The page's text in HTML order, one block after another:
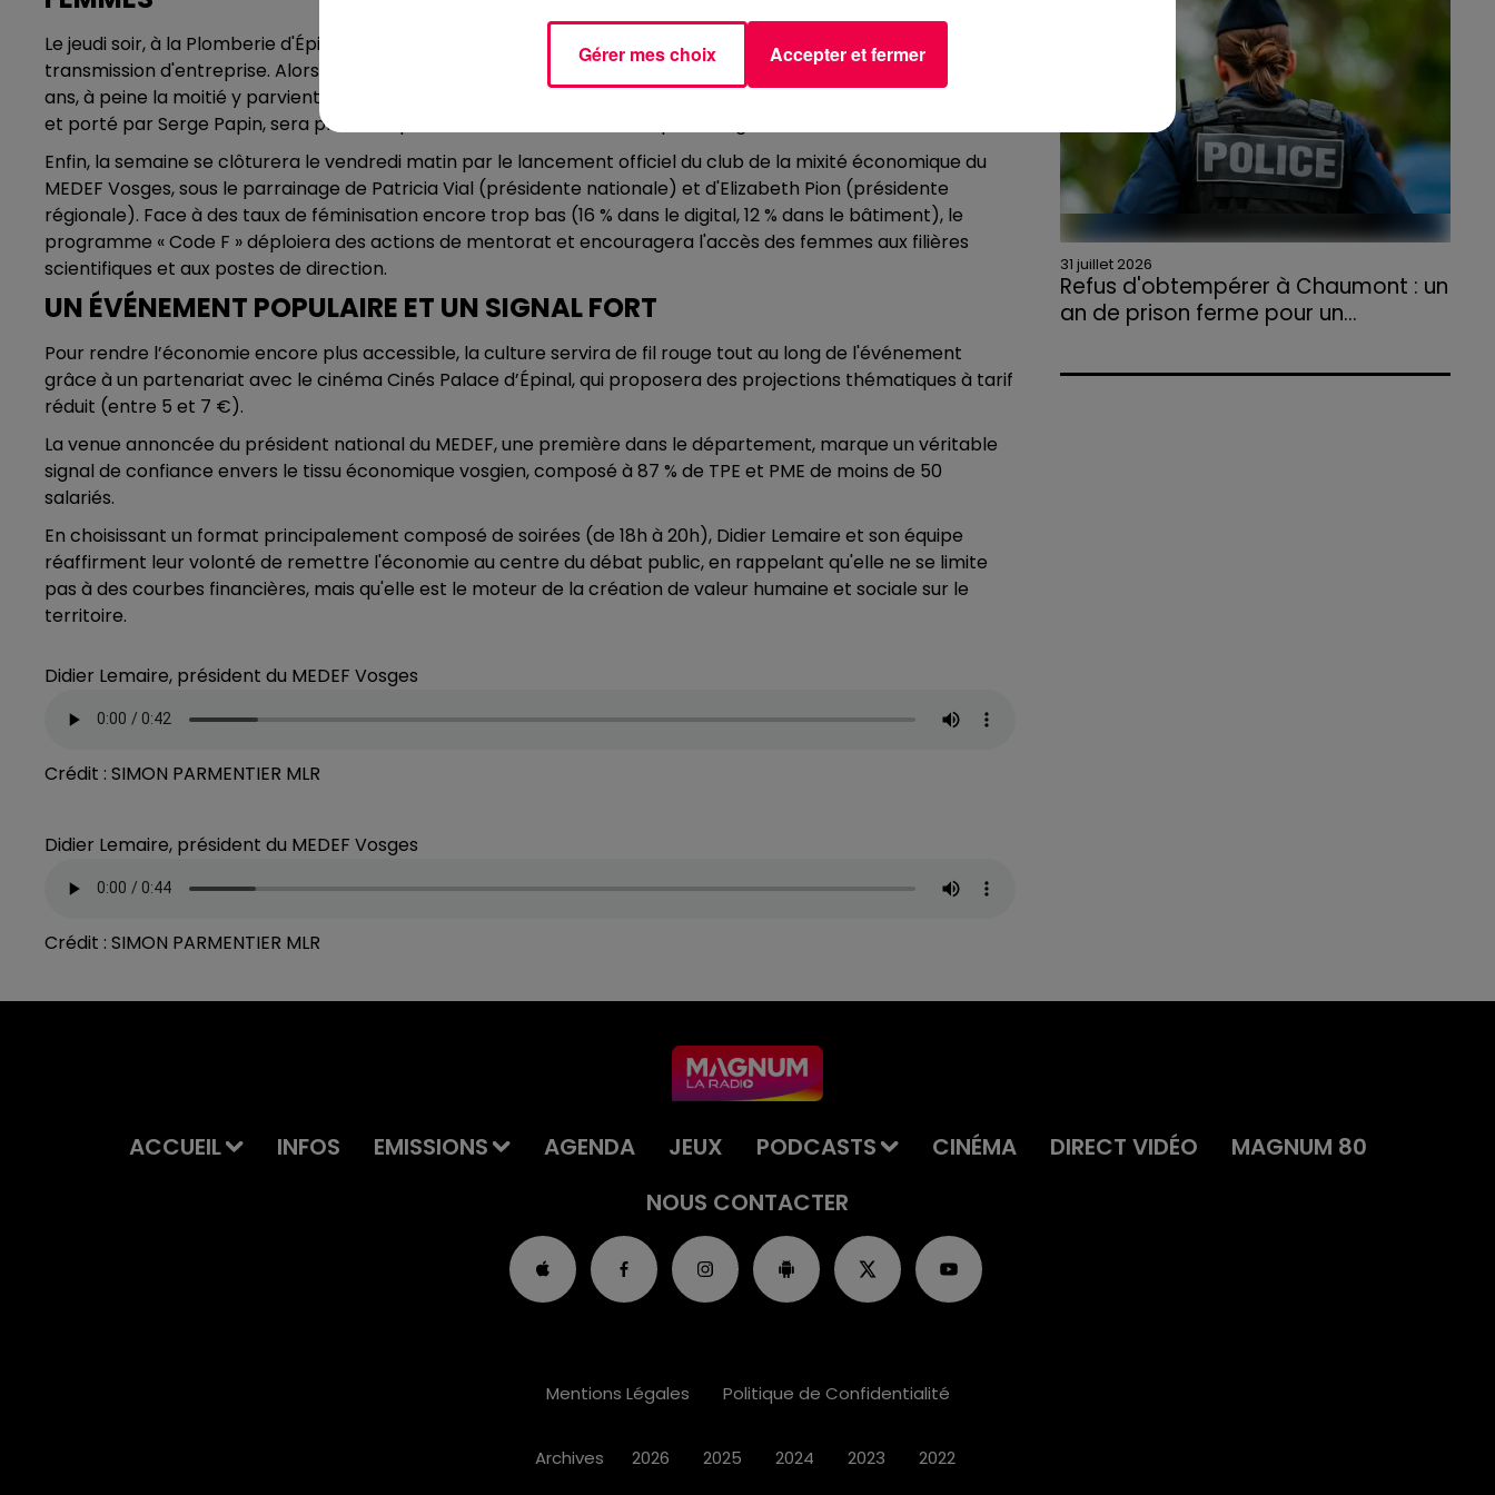
Le jeudi soir, à la Plomberie d'Épinal et en partenariat avec la Société Générale, l'accent sera mis sur la
transmission d'entreprise. Alors que 500 000 structures vont devoir changer de mains en France dans les dix
ans, à peine la moitié y parvient aujourd'hui par manque de préparation. Un plan national, soutenu localement
et porté par Serge Papin, sera présenté pour sécuriser l'avenir des emplois vosgiens.
Enfin, la semaine se clôturera le vendredi matin par le lancement officiel du club de la mixité économique du
MEDEF Vosges, sous le parrainage de Patricia Vial (présidente nationale) et d'Elizabeth Pion (présidente
régionale). Face à des taux de féminisation encore trop bas (16 % dans le digital, 12 % dans le bâtiment), le
programme « Code F » déploiera des actions de mentorat et encouragera l'accès des femmes aux filières
scientifiques et aux postes de direction.
UN ÉVÉNEMENT POPULAIRE ET UN SIGNAL FORT
Pour rendre l’économie encore plus accessible, la culture servira de fil rouge tout au long de l'événement
grâce à un partenariat avec le cinéma Cinés Palace d’Épinal, qui proposera des projections thématiques à tarif
réduit (entre 5 et 7 €).
La venue annoncée du président national du MEDEF, une première dans le département, marque un véritable
signal de confiance envers le tissu économique vosgien, composé à 87 % de TPE et PME de moins de 50
salariés.
En choisissant un format principalement composé de soirées (de 18h à 20h), Didier Lemaire et son équipe
réaffirment leur volonté de remettre l'économie au centre du débat public, en rappelant qu'elle ne se limite
pas à des courbes financières, mais qu'elle est le moteur de la création de valeur humaine et sociale sur le
territoire.
Didier Lemaire, président du MEDEF Vosges
Crédit : SIMON PARMENTIER MLR
Didier Lemaire, président du MEDEF Vosges
Crédit : SIMON PARMENTIER MLR
agriculteurs volontaires pour venir en aide...
31 juillet 2026
Refus d'obtempérer à Chaumont : un
an de prison ferme pour un...
l'annulation de son permis et la confiscation
ACCUEIL INFOS EMISSIONS AGENDA JEUX PODCASTS CINÉMA DIRECT VIDÉO
MAGNUM 80
NOUS CONTACTER
Mentions Légales Politique de Confidentialité
Archives 2026 2025 2024 2023 2022
Gérer mes choix Accepter et fermer